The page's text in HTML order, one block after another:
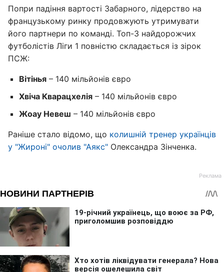
Попри падіння вартості Забарного, лідерство на
французькому ринку продовжують утримувати
його партнери по команді. Топ-3 найдорожчих
футболістів Ліги 1 повністю складається із зірок
ПСЖ:
Вітінья – 140 мільйонів євро
Хвіча Кварацхелія – 140 мільйонів євро
Жоау Невеш – 140 мільйонів євро
Раніше стало відомо, що колишній тренер українців
у "Жироні" очолив "Аякс" Олександра Зінченка.